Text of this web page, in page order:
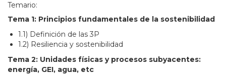
Temario:
Tema 1: Principios fundamentales de la sostenibilidad
1.1) Definición de las 3P
1.2) Resiliencia y sostenibilidad
Tema 2: Unidades físicas y procesos subyacentes:
energía, GEI, agua, etc